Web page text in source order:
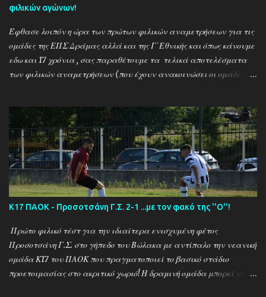
φιλικών αγώνων!
Έφθασε λοιπόν η ώρα των πρώτων φιλικών αναμετρήσεων για τις
ομάδες της ΕΠΣ Δράμας αλλά και της Γ΄Εθνικής και όπως κάνουμε
εδω και 17 χρόνια , σας παραθέτουμε τα τελικά αποτελέσματα
των φιλικών αναμετρήσεων (που έχουν ανακοινώσει οι ομάδες) ....
Ξηροποτάμος - Νευροκοπι 2-2 Α.Ο. Καβάλα - Αγ. Αθανάσιος 5-1
Μαυρόβατος - Αμπελοκηποι 0-2 Κ17 ΠΑΟΚ - Προσοτσάνη 2-1
(7/8) ------------------------------------------------------
--------- Ν. Αμισος - Νεοχώρι Σερρών 3-0
Κ17 ΠΑΟΚ - Προσοτσάνη Γ.Σ. 2-1 ...με τον φακό της ''Ο''!
Πρώτο φιλικό τέστ για την ιδιαίτερα ενισχυμένη φέτος
Προσοτσάνη Γ.Σ. στο γήπεδο του Βώλακα με αντίπαλο την νεανική
ομάδα Κ17 του ΠΑΟΚ που πραγματοποιεί το βασικό στάδιο
προετοιμασίας στο ακριτικό χωριό! Η δραμινή ομάδα μπορεί να